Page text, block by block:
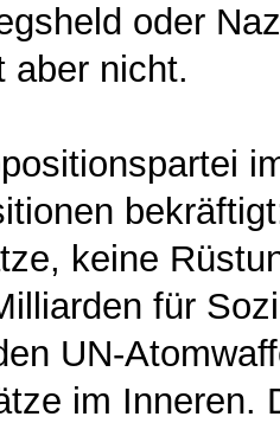
oder
aber nicht.
keine
für
UN-
im Inneren.